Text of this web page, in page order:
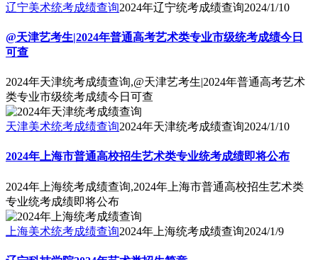
辽宁美术统考成绩查询2024年辽宁统考成绩查询2024/1/10
@天津艺考生|2024年普通高考艺术类专业市级统考成绩今日
可查
2024年天津统考成绩查询,@天津艺考生|2024年普通高考艺术
类专业市级统考成绩今日可查
天津美术统考成绩查询2024年天津统考成绩查询2024/1/10
2024年上海市普通高校招生艺术类专业统考成绩即将公布
2024年上海统考成绩查询,2024年上海市普通高校招生艺术类
专业统考成绩即将公布
上海美术统考成绩查询2024年上海统考成绩查询2024/1/9